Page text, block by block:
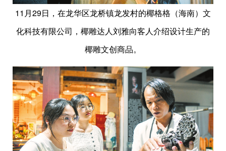
11月29日，在龙华区龙桥镇龙发村的椰格格（海南）文
化科技有限公司，椰雕达人刘雅向客人介绍设计生产的
椰雕文创商品。